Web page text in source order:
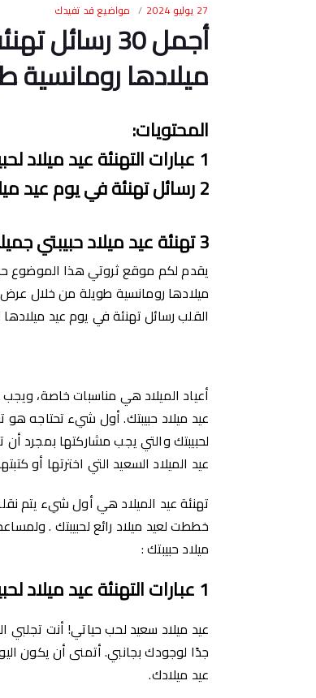
27 يوليو 2024 مواضيع قد تفيدك
أجمل 30
ميلادها رومانسية
المحتويات:
1عبارات التهنئة عيد ميلاد
2رسائلتهنئة في يوم عيد
3تهنئةعيد ميلاد حبيبتي
ميلادها رومانسية طويلة من خلال عرض
القلب رسائل تهنئة في يوم عيد ميلادها
أعياد الميلاد هي مناسبات خاصة،
عيد ميلاد حبيبتك. أول شيء تحتاجه هو
عيد الميلاد السعيد التي اخترتها أو
تهنئة عيد الميلاد هي أول شيء يتم
خططت لعيد ميلاد رائع لحبيبتك .
ميلاد حبيبتك :
1عبارات التهنئة عيد ميلاد
عيد ميلاد سعيد لحب حياتي! أنت تجلبي
جدًا لوجودك بجانبي. أتمنى أن يكون
عيد ميلادك.